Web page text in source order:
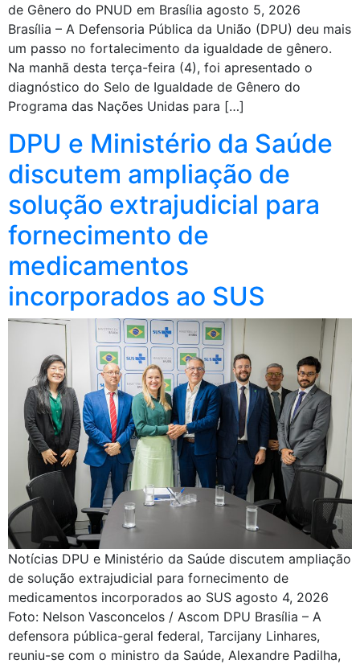
de Gênero do PNUD em Brasília agosto 5, 2026
Brasília – A Defensoria Pública da União (DPU) deu mais
um passo no fortalecimento da igualdade de gênero.
Na manhã desta terça-feira (4), foi apresentado o
diagnóstico do Selo de Igualdade de Gênero do
Programa das Nações Unidas para […]
DPU e Ministério da Saúde
discutem ampliação de
solução extrajudicial para
fornecimento de
medicamentos
incorporados ao SUS
Notícias DPU e Ministério da Saúde discutem ampliação
de solução extrajudicial para fornecimento de
medicamentos incorporados ao SUS agosto 4, 2026
Foto: Nelson Vasconcelos / Ascom DPU Brasília – A
defensora pública-geral federal, Tarcijany Linhares,
reuniu-se com o ministro da Saúde, Alexandre Padilha,